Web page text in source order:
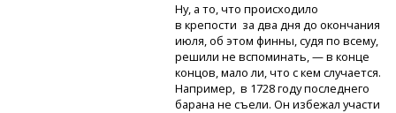
Ну, а то, что происходило
в крепости за два дня до окончания
июля, об этом финны, судя по всему,
решили не вспоминать, — в конце
концов, мало ли, что с кем случается.
Например, в 1728 году последнего
барана не съели. Он избежал участи